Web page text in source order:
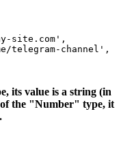
site.com',
telegram-channel',
its value is a string (in
the "Number" type, it